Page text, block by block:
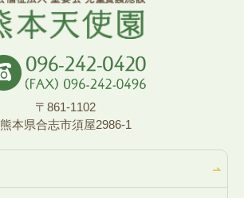
〒861-1102
熊本県合志市須屋2986-1